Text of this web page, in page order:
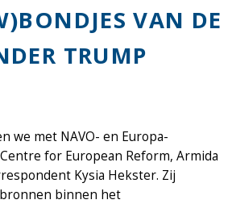
VAN DE
TRUMP
we met NAVO- en Europa-
for European Reform, Armida
Kysia Hekster. Zij
binnen het